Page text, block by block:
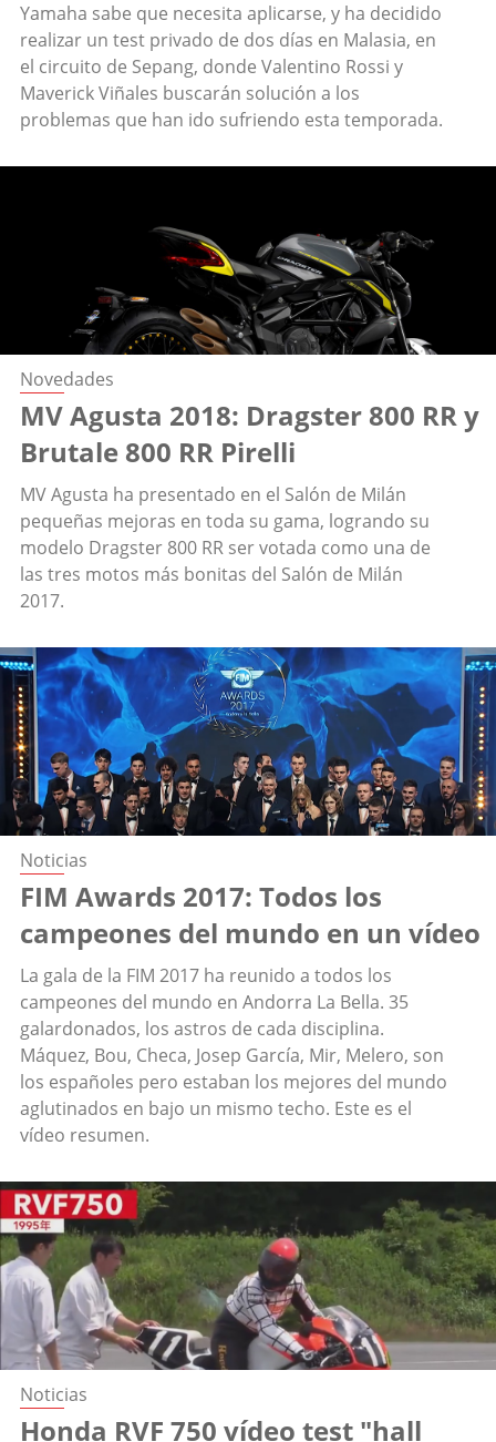
Yamaha sabe que necesita aplicarse, y ha decidido
realizar un test privado de dos días en Malasia, en
el circuito de Sepang, donde Valentino Rossi y
Maverick Viñales buscarán solución a los
problemas que han ido sufriendo esta temporada.
Novedades
MV Agusta 2018: Dragster 800 RR y
Brutale 800 RR Pirelli
MV Agusta ha presentado en el Salón de Milán
pequeñas mejoras en toda su gama, logrando su
modelo Dragster 800 RR ser votada como una de
las tres motos más bonitas del Salón de Milán
2017.
Noticias
FIM Awards 2017: Todos los
campeones del mundo en un vídeo
La gala de la FIM 2017 ha reunido a todos los
campeones del mundo en Andorra La Bella. 35
galardonados, los astros de cada disciplina.
Máquez, Bou, Checa, Josep García, Mir, Melero, son
los españoles pero estaban los mejores del mundo
aglutinados en bajo un mismo techo. Este es el
vídeo resumen.
Noticias
Honda RVF 750 vídeo test "hall